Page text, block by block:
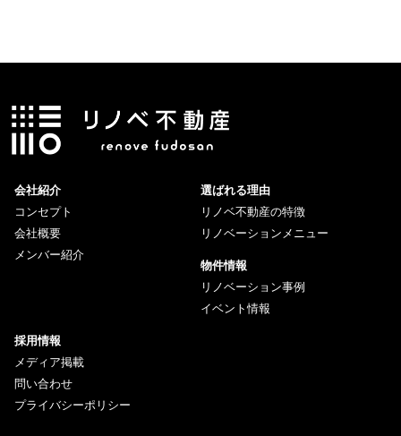
会社紹介
コンセプト
会社概要
メンバー紹介
選ばれる理由
リノベ不動産の特徴
リノベーションメニュー
物件情報
リノベーション事例
イベント情報
採用情報
メディア掲載
問い合わせ
プライバシーポリシー